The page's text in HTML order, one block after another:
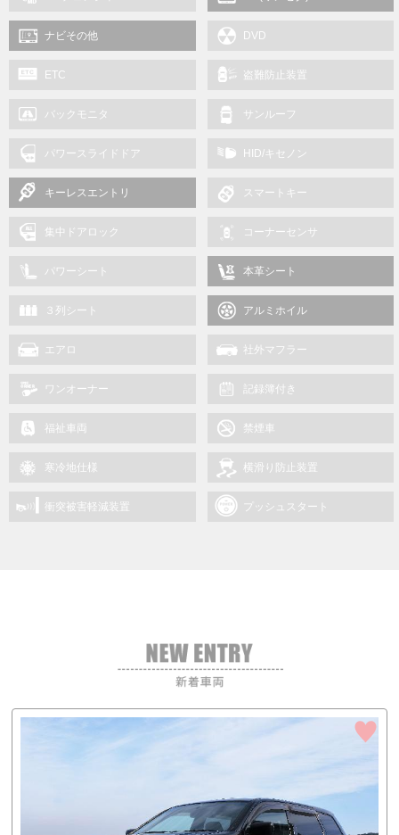
ナビその他 DVD
ETC 盗難防止装置
バックモニタ サンルーフ
パワースライドドア HID/キセノン
キーレスエントリ スマートキー
集中ドアロック コーナーセンサ
パワーシート 本革シート
３列シート アルミホイル
エアロ 社外マフラー
ワンオーナー 記録簿付き
福祉車両 禁煙車
寒冷地仕様 横滑り防止装置
衝突被害軽減装置 プッシュスタート